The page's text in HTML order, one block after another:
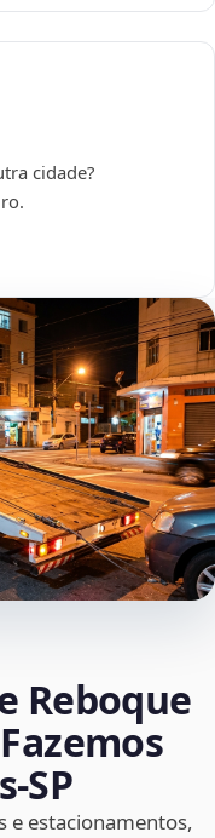
cidade?
Reboque
e estacionamentos,